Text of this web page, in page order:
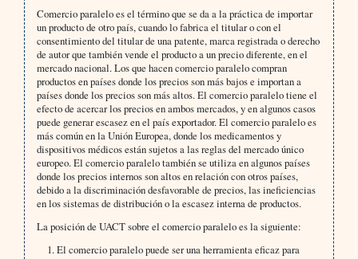
Comercio paralelo es el término que se da a la práctica de importar
un producto de otro país, cuando lo fabrica el titular o con el
consentimiento del titular de una patente, marca registrada o derecho
de autor que también vende el producto a un precio diferente, en el
mercado nacional. Los que hacen comercio paralelo compran
productos en países donde los precios son más bajos e importan a
países donde los precios son más altos. El comercio paralelo tiene el
efecto de acercar los precios en ambos mercados, y en algunos casos
puede generar escasez en el país exportador. El comercio paralelo es
más común en la Unión Europea, donde los medicamentos y
dispositivos médicos están sujetos a las reglas del mercado único
europeo. El comercio paralelo también se utiliza en algunos países
donde los precios internos son altos en relación con otros países,
debido a la discriminación desfavorable de precios, las ineficiencias
en los sistemas de distribución o la escasez interna de productos.
La posición de UACT sobre el comercio paralelo es la siguiente:
El comercio paralelo puede ser una herramienta eficaz para